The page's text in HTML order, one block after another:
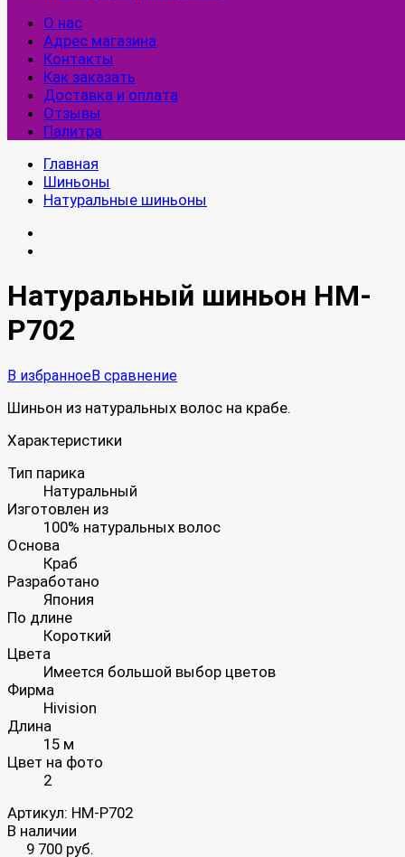
О нас
Адрес магазина
Контакты
Как заказать
Доставка и оплата
Отзывы
Палитра
Главная
Шиньоны
Натуральные шиньоны
Натуральный шиньон HM-
P702
В избранноеВ сравнение
Шиньон из натуральных волос на крабе.
Характеристики
Тип парика
Натуральный
Изготовлен из
100% натуральных волос
Основа
Краб
Разработано
Япония
По длине
Короткий
Цвета
Имеется большой выбор цветов
Фирма
Hivision
Длина
15 м
Цвет на фото
2
Артикул: HM-P702
В наличии
9 700 руб.